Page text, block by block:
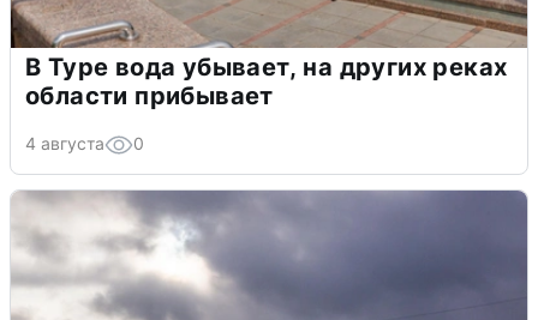
В Туре вода убывает, на других реках
области прибывает
4 августа 0